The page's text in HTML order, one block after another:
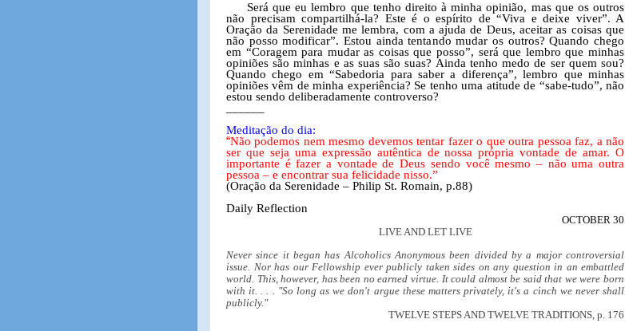
Será que eu lembro que tenho direito à minha opinião, mas que os outros
não precisam compartilhá-la? Este é o espírito de “Viva e deixe viver”. A
Oração da Serenidade me lembra, com a ajuda de Deus, aceitar as coisas que
não posso modificar”. Estou ainda tentando mudar os outros? Quando chego
em “Coragem para mudar as coisas que posso”, será que lembro que minhas
opiniões são minhas e as suas são suas? Ainda tenho medo de ser quem sou?
Quando chego em “Sabedoria para saber a diferença”, lembro que minhas
opiniões vêm de minha experiência? Se tenho uma atitude de “sabe-tudo”, não
estou sendo deliberadamente controverso?
Meditação do dia:
“Não podemos nem mesmo devemos tentar fazer o que outra pessoa faz, a não
ser que seja uma expressão autêntica de nossa própria vontade de amar. O
importante é fazer a vontade de Deus sendo você mesmo – não uma outra
pessoa – e encontrar sua felicidade nisso.”
(Oração da Serenidade – Philip St. Romain, p.88)
Daily Reflection
OCTOBER 30
LIVE AND LET LIVE
Never since it began has Alcoholics Anonymous been divided by a major controversial
issue. Nor has our Fellowship ever publicly taken sides on any question in an embattled
world. This, however, has been no earned virtue. It could almost be said that we were born
with it. . . . "So long as we don't argue these matters privately, it's a cinch we never shall
publicly."
TWELVE STEPS AND TWELVE TRADITIONS, p. 176